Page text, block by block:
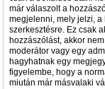
már válaszolt a
megjelenni, mely jelzi,
szerkesztésre. Ez csak
hozzászólást, akkor
moderátor vagy egy
hagyhatnak egy
figyelembe, hogy a
miután már másvalaki